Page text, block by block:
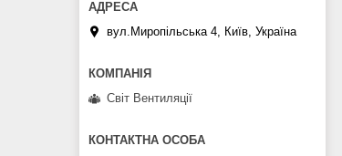
вул.Миропільська 4, Київ, Україна
Світ Вентиляції